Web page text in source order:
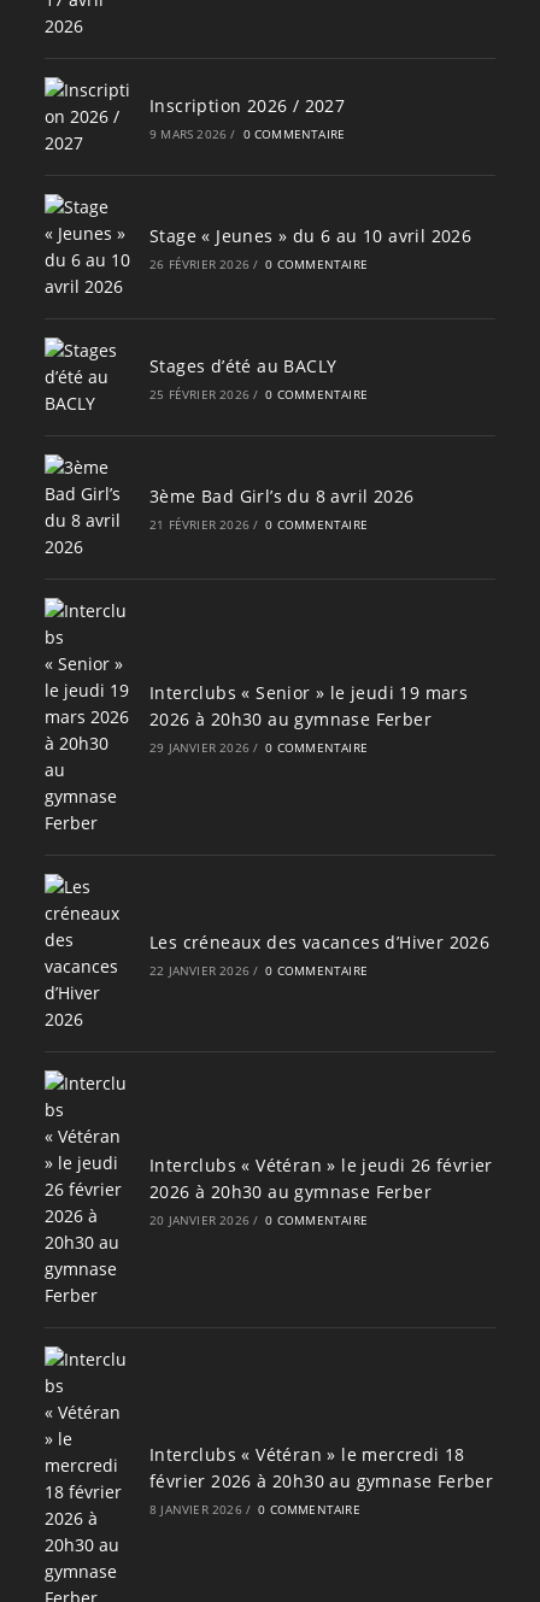
Inscription 2026 / 2027
9 MARS 2026 / 0 COMMENTAIRE
Stage « Jeunes » du 6 au 10 avril 2026
26 FÉVRIER 2026 / 0 COMMENTAIRE
Stages d’été au BACLY
25 FÉVRIER 2026 / 0 COMMENTAIRE
3ème Bad Girl’s du 8 avril 2026
21 FÉVRIER 2026 / 0 COMMENTAIRE
Interclubs « Senior » le jeudi 19 mars
2026 à 20h30 au gymnase Ferber
29 JANVIER 2026 / 0 COMMENTAIRE
Les créneaux des vacances d’Hiver 2026
22 JANVIER 2026 / 0 COMMENTAIRE
Interclubs « Vétéran » le jeudi 26 février
2026 à 20h30 au gymnase Ferber
20 JANVIER 2026 / 0 COMMENTAIRE
Interclubs « Vétéran » le mercredi 18
février 2026 à 20h30 au gymnase Ferber
8 JANVIER 2026 / 0 COMMENTAIRE